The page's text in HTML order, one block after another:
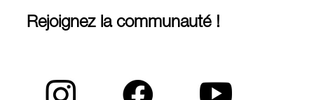
Rejoignez la communauté !